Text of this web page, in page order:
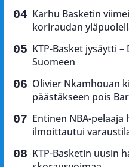
Karhu Basketin
koriraudan
KTP-Basket jysäytti
Suomeen
Olivier Nkamhouan
päästäkseen pois
Entinen NBA-pelaaja
ilmoittautui
KTP-Basketin uusin